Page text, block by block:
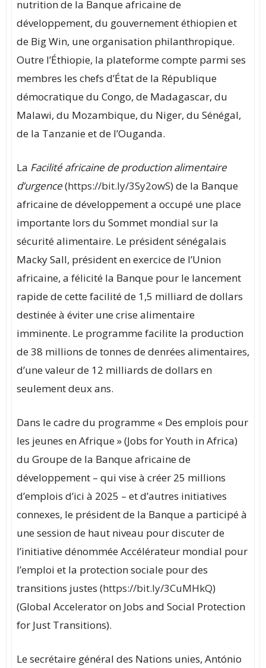
nutrition de la Banque africaine de
développement, du gouvernement éthiopien et
de Big Win, une organisation philanthropique.
Outre l’Éthiopie, la plateforme compte parmi ses
membres les chefs d’État de la République
démocratique du Congo, de Madagascar, du
Malawi, du Mozambique, du Niger, du Sénégal,
de la Tanzanie et de l’Ouganda.
La Facilité africaine de production alimentaire
d’urgence(https://bit.ly/3Sy2owS) de la Banque
africaine de développement a occupé une place
importante lors du Sommet mondial sur la
sécurité alimentaire. Le président sénégalais
Macky Sall, président en exercice de l’Union
africaine, a félicité la Banque pour le lancement
rapide de cette facilité de 1,5 milliard de dollars
destinée à éviter une crise alimentaire
imminente. Le programme facilite la production
de 38 millions de tonnes de denrées alimentaires,
d’une valeur de 12 milliards de dollars en
seulement deux ans.
Dans le cadre du programme « Des emplois pour
les jeunes en Afrique » (Jobs for Youth in Africa)
du Groupe de la Banque africaine de
développement – qui vise à créer 25 millions
d’emplois d’ici à 2025 – et d’autres initiatives
connexes, le président de la Banque a participé à
une session de haut niveau pour discuter de
l’initiative dénommée Accélérateur mondial pour
l’emploi et la protection sociale pour des
transitions justes (https://bit.ly/3CuMHkQ)
(Global Accelerator on Jobs and Social Protection
for Just Transitions).
Le secrétaire général des Nations unies, António